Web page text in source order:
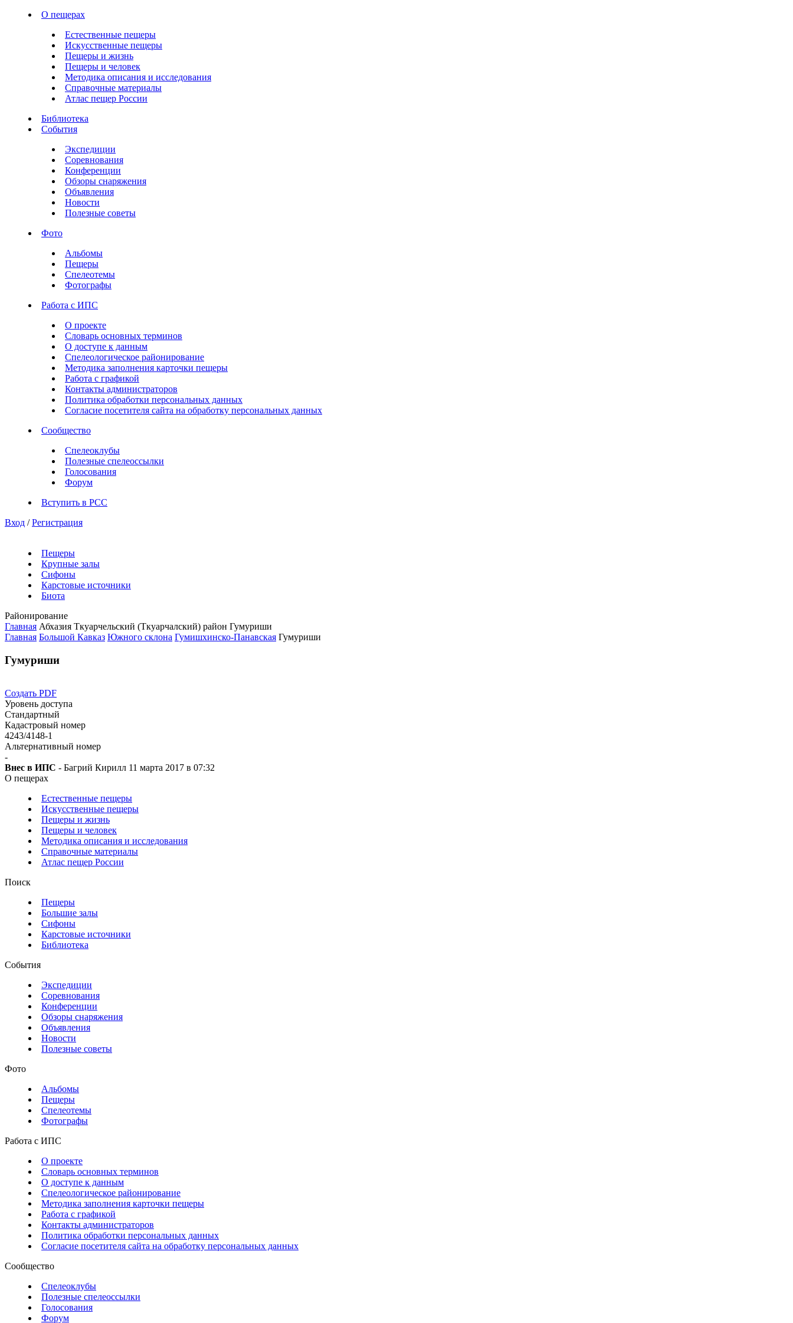
О пещерах
Естественные пещеры
Искусственные пещеры
Пещеры и жизнь
Пещеры и человек
Методика описания и исследования
Справочные материалы
Атлас пещер России
Библиотека
События
Экспедиции
Соревнования
Конференции
Обзоры снаряжения
Объявления
Новости
Полезные советы
Фото
Альбомы
Пещеры
Спелеотемы
Фотографы
Работа с ИПС
О проекте
Словарь основных терминов
О доступе к данным
Спелеологическое районирование
Методика заполнения карточки пещеры
Работа с графикой
Контакты администраторов
Политика обработки персональных данных
Согласие посетителя сайта на обработку персональных данных
Сообщество
Спелеоклубы
Полезные спелеоссылки
Голосования
Форум
Вступить в РСС
Вход / Регистрация
Пещеры
Крупные залы
Сифоны
Карстовые источники
Биота
Районирование
Главная Абхазия Ткуарчельский (Ткуарчалский) район Гумуриши
Главная Большой Кавказ Южного склона Гумишхинско-Панавская Гумуриши
Гумуриши
Создать PDF
Уровень доступа
Стандартный
Кадастровый номер
4243/4148-1
Альтернативный номер
-
Внес в ИПС - Багрий Кирилл 11 марта 2017 в 07:32
О пещерах
Естественные пещеры
Искусственные пещеры
Пещеры и жизнь
Пещеры и человек
Методика описания и исследования
Справочные материалы
Атлас пещер России
Поиск
Пещеры
Большие залы
Сифоны
Карстовые источники
Библиотека
События
Экспедиции
Соревнования
Конференции
Обзоры снаряжения
Объявления
Новости
Полезные советы
Фото
Альбомы
Пещеры
Спелеотемы
Фотографы
Работа с ИПС
О проекте
Словарь основных терминов
О доступе к данным
Спелеологическое районирование
Методика заполнения карточки пещеры
Работа с графикой
Контакты администраторов
Политика обработки персональных данных
Согласие посетителя сайта на обработку персональных данных
Сообщество
Спелеоклубы
Полезные спелеоссылки
Голосования
Форум